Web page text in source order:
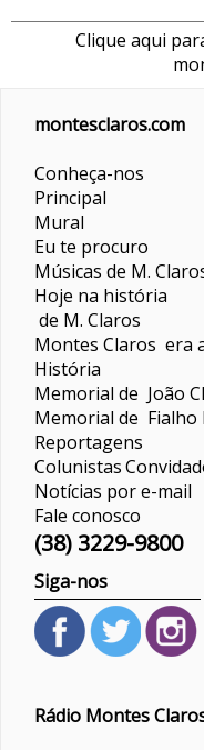
Clique aqui
montesclaros.com
Conheça-nos
Principal
Mural
Eu te procuro
Músicas de M.
Hoje na história
de M. Claros
Montes Claros era
História
Memorial de João
Memorial de Fialho
Reportagens
Colunistas
Notícias por e-mail
Fale conosco
(38) 3229-9800
Siga-nos
Rádio Montes